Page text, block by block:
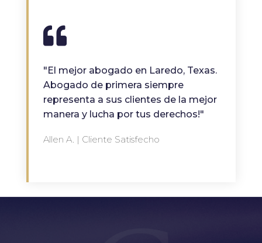
"El mejor abogado en Laredo, Texas.
Abogado de primera siempre
representa a sus clientes de la mejor
manera y lucha por tus derechos!"
Allen A. | Cliente Satisfecho